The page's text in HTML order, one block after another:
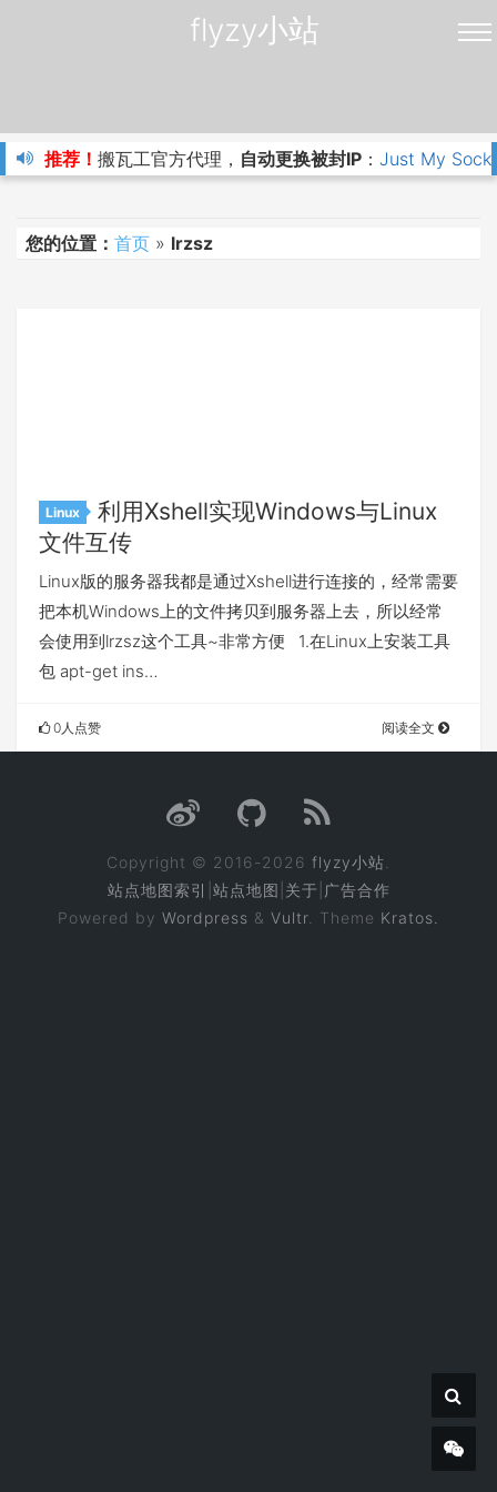
flyzy小站
推荐！ 搬瓦工官方代理， 自动更换被封IP ： Just My
您的位置： 首页 » lrzsz
Linux
利用Xshell实现Windows与Linux
文件互传
Linux版的服务器我都是通过Xshell进行连接的，经常需要
把本机Windows上的文件拷贝到服务器上去，所以经常
会使用到lrzsz这个工具~非常方便 1.在Linux上安装工具
包 apt-get ins…
0人点赞 阅读全文
Copyright © 2016-2026 flyzy小站
站点地图索引 站点地图 关于 广告合作
Powered by Wordpress & Vultr . Theme Kratos.